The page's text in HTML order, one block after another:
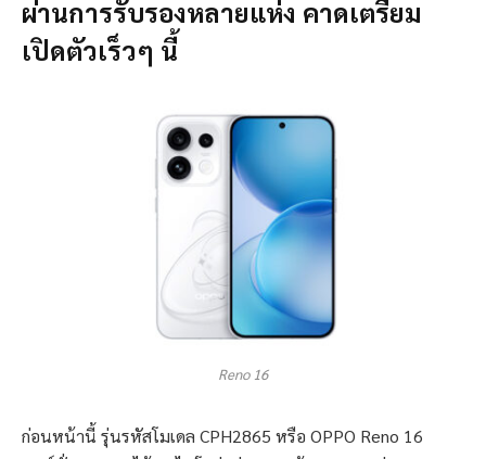
ผ่านการรับรองหลายแห่ง คาดเตรียม
เปิดตัวเร็วๆ นี้
Reno 16
ก่อนหน้านี้ รุ่นรหัสโมเดล CPH2865 หรือ OPPO Reno 16